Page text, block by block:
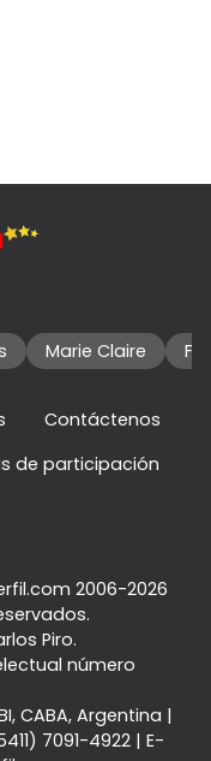
Marie Claire
Contáctenos
de participación
2006-2026
Piro.
número
, CABA, Argentina |
7091-4922| E-